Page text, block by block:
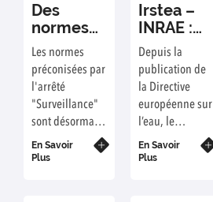
Des
normes
d'application
obligatoire
pour la
surveillance
DCE
Les normes
préconisées par
l'arrêté
"Surveillance"
sont désormais
d'application
obligatoire.
En Savoir
Plus
Irstea –
INRAE :
20 ans de
recherche
et
d’appui à
la DCE
Depuis la
publication de
la Directive
européenne sur
l’eau, le
Cemagref, puis
Irstea et
En Savoir
Plus